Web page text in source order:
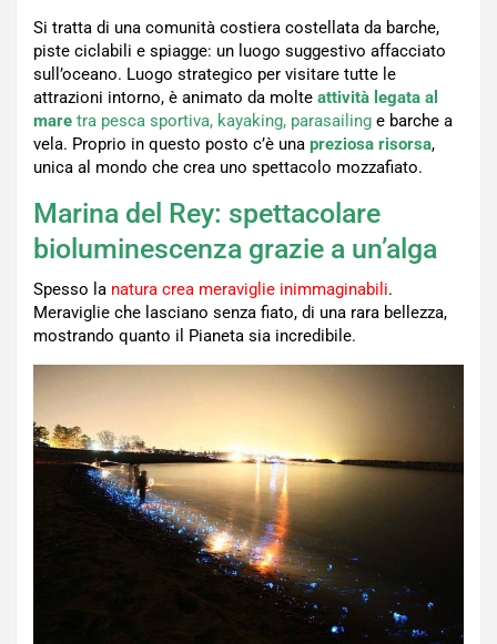
Si tratta di una comunità costiera costellata da barche,
piste ciclabili e spiagge: un luogo suggestivo affacciato
sull’oceano. Luogo strategico per visitare tutte le
attrazioni intorno, è animato da molte attività legata al
mare tra pesca sportiva, kayaking, parasailing e barche a
vela. Proprio in questo posto c’è una preziosa risorsa,
unica al mondo che crea uno spettacolo mozzafiato.
Marina del Rey: spettacolare
bioluminescenza grazie a un’alga
Spesso la natura crea meraviglie inimmaginabili.
Meraviglie che lasciano senza fiato, di una rara bellezza,
mostrando quanto il Pianeta sia incredibile.